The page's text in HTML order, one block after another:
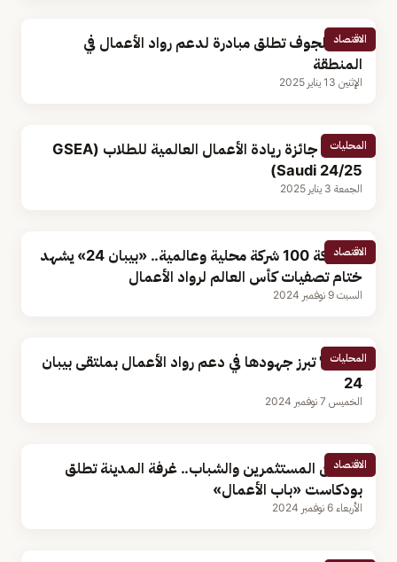
الاقتصاد
غرفة الجوف تطلق مبادرة لدعم رواد الأعمال في
المنطقة
الإثنين 13 يناير 2025
المحليات
انطلاق جائزة ريادة الأعمال العالمية للطلاب (GSEA
Saudi 24/25)
الجمعة 3 يناير 2025
الاقتصاد
بمشاركة 100 شركة محلية وعالمية.. «بيبان 24» يشهد
ختام تصفيات كأس العالم لرواد الأعمال
السبت 9 نوفمبر 2024
المحليات
"سدايا" تبرز جهودها في دعم رواد الأعمال بملتقى بيبان
24
الخميس 7 نوفمبر 2024
الاقتصاد
لتمكين المستثمرين والشباب.. غرفة المدينة تطلق
بودكاست «باب الأعمال»
الأربعاء 6 نوفمبر 2024